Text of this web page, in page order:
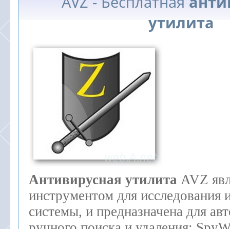
утилита
Антивирусная утилита AVZ
инструментом для исследования
системы, и предназначена для